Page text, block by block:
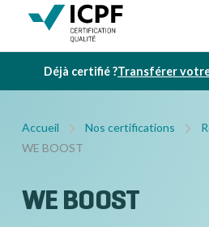
Déjà certifié ?Transférer
Accueil Nos certifications
WE BOOST
WE BOOST